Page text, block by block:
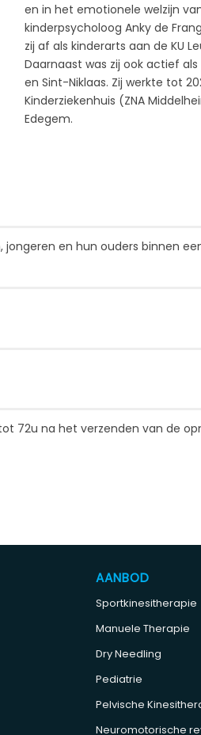
en in het emotionele welzijn
kinderpsycholoog Anky de
zij af als kinderarts aan de KU
Daarnaast was zij ook actief
en Sint-Niklaas. Zij werkte tot
Kinderziekenhuis (ZNA
Edegem.
en hun ouders binnen
72u na het verzenden van de
AANBOD
Sportkinesitherapie
Manuele Therapie
Dry Needling
Pediatrie
Pelvische
Neuromotorische